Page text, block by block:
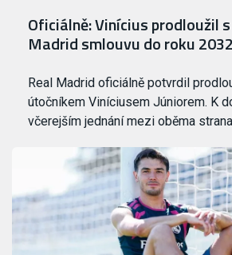
Oficiálně: Vinícius prodloužil
Madrid smlouvu do roku 2032
Real Madrid oficiálně potvrdil
útočníkem Viníciusem Júniorem. K
včerejším jednání mezi oběma